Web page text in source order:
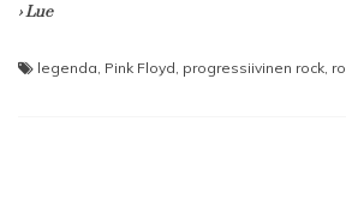
› Lue
legenda Pink Floyd progressiivinen rock